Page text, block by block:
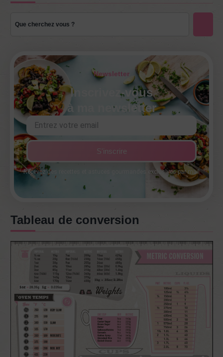
Newsletter
Inscrivez-vous
à ma newsletter
S'inscrire
Recevez des recettes et astuces gourmandes exclusives par mail
Tableau de conversion